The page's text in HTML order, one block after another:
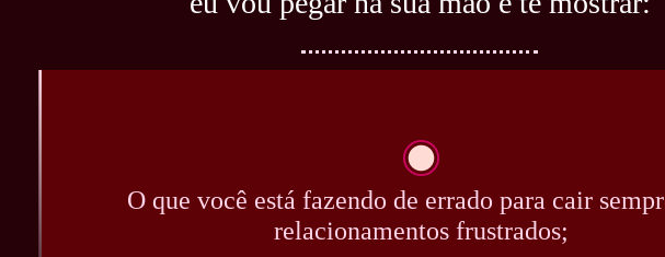
O que você está fazendo de errado para cair
relacionamentos frustrados;